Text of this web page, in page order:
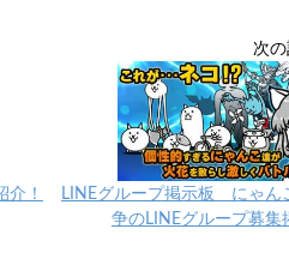
介！
次
LINEグループ掲示板 にゃん
争のLINEグループ募集